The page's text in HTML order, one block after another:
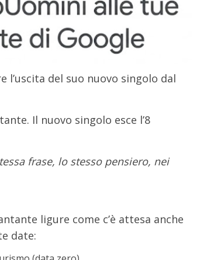
l’uscita del suo nuovo singolo dal
Il nuovo singolo esce l’8
frase, lo stesso pensiero, nei
ligure come c’è attesa anche
date: